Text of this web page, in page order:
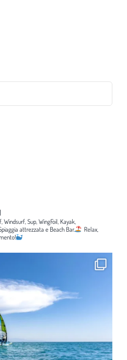
Sup, WingFoil, Kayak,
attrezzata e Beach Bar.
Relax,